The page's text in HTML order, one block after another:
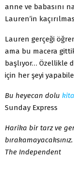
anne ve babasını
Lauren’in
Lauren gerçeği
ama bu macera
başlıyor… Özellikle
için her şeyi
Bu heyecan dolu
Sunday Express
Harika bir tarz ve
bırakamayacaksınız.
The Independent